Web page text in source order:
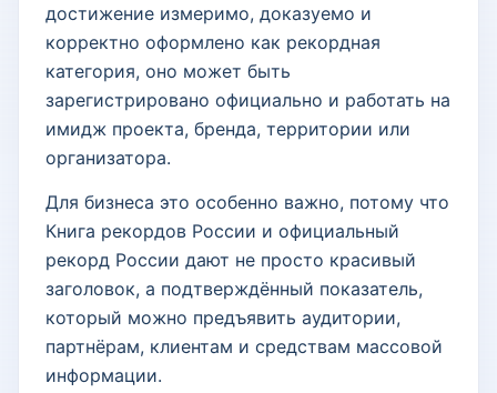
достижение измеримо, доказуемо и
корректно оформлено как рекордная
категория, оно может быть
зарегистрировано официально и работать на
имидж проекта, бренда, территории или
организатора.
Для бизнеса это особенно важно, потому что
Книга рекордов России и официальный
рекорд России дают не просто красивый
заголовок, а подтверждённый показатель,
который можно предъявить аудитории,
партнёрам, клиентам и средствам массовой
информации.